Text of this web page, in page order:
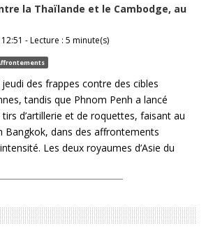
la Thaïlande et le Cambodge, au
- Lecture : 5 minute(s)
des frappes contre des cibles
tandis que Phnom Penh a lancé
d’artillerie et de roquettes, faisant au
Bangkok, dans des affrontements
Les deux royaumes d’Asie du